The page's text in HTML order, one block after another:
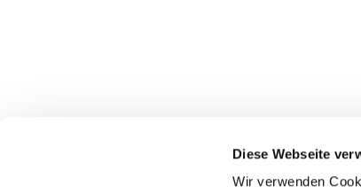
Diese Webseite
Wir verwenden